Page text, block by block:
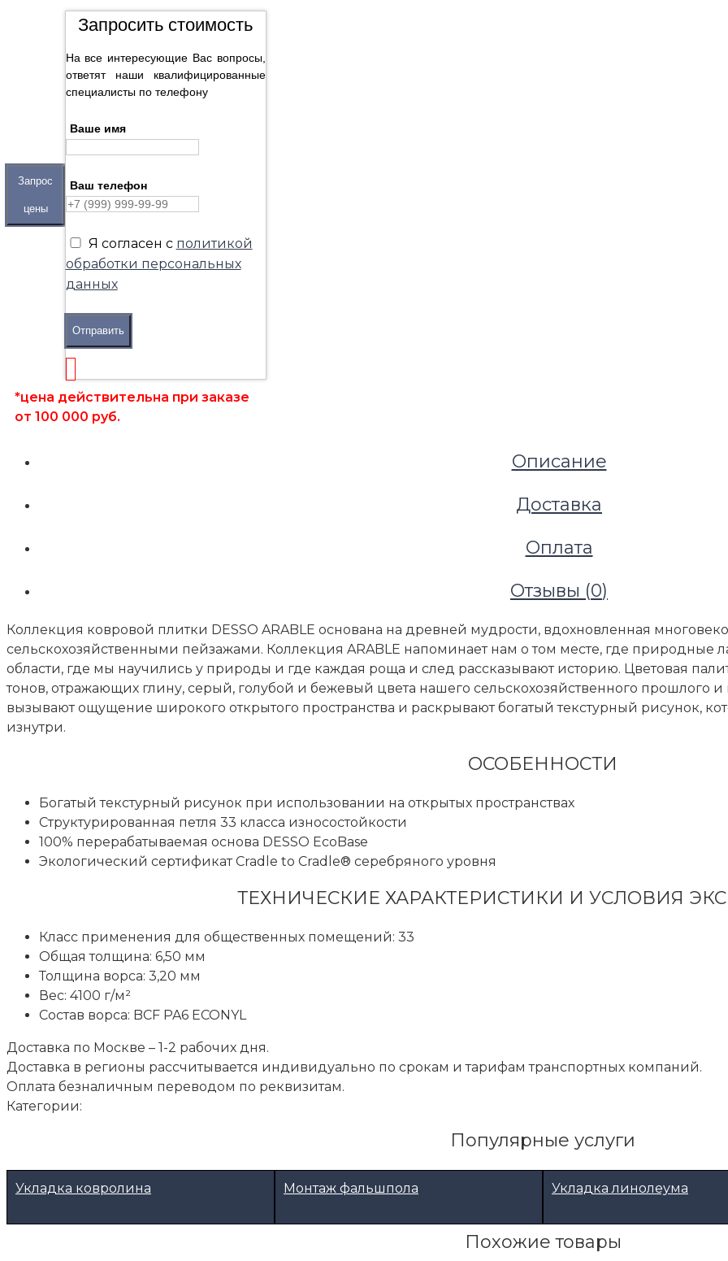
Запрос
цены
Запросить стоимость
На все интересующие Вас вопросы,
ответят наши квалифицированные
специалисты по телефону
Ваше имя
Ваш телефон
Я согласен с политикой
обработки персональных
данных
Отправить
*цена действительна при заказе
от 100 000 руб.
Описание
Доставка
Оплата
Отзывы (0)
Коллекция ковровой плитки DESSO ARABLE основана на древней мудрости, вдохновленная
сельскохозяйственными пейзажами. Коллекция ARABLE напоминает нам о том месте, где природные
области, где мы научились у природы и где каждая роща и след рассказывают историю. Цветовая
тонов, отражающих глину, серый, голубой и бежевый цвета нашего сельскохозяйственного прошлого
вызывают ощущение широкого открытого пространства и раскрывают богатый текстурный рисунок,
изнутри.
ОСОБЕННОСТИ
Богатый текстурный рисунок при использовании на открытых пространствах
Структурированная петля 33 класса износостойкости
100% перерабатываемая основа DESSO EcoBase
Экологический сертификат Cradle to Cradle® серебряного уровня
ТЕХНИЧЕСКИЕ ХАРАКТЕРИСТИКИ И УСЛОВИЯ
Класс применения для общественных помещений: 33
Общая толщина: 6,50 мм
Толщина ворса: 3,20 мм
Вес: 4100 г/м²
Состав ворса: BCF PA6 ECONYL
Доставка по Москве – 1-2 рабочих дня.
Доставка в регионы рассчитывается индивидуально по срокам и тарифам транспортных компаний.
Оплата безналичным переводом по реквизитам.
Категории:
Популярные услуги
Укладка ковролина Монтаж фальшпола Укладка линолеума
Похожие товары